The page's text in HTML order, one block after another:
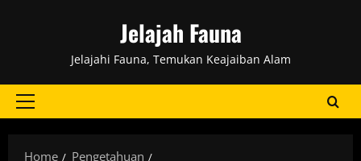
Jelajah Fauna
Jelajahi Fauna, Temukan Keajaiban Alam
Primary
Home
Pengetahuan